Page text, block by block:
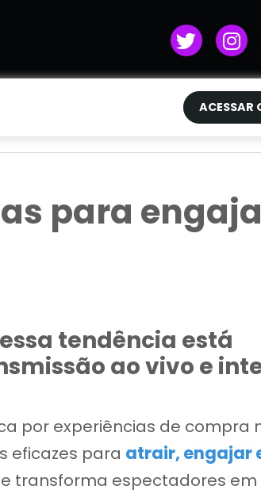
ACESSAR
para
tendência está
ao vivo e
por experiências de compra
eficazes para atrair, engajar
transforma espectadores em